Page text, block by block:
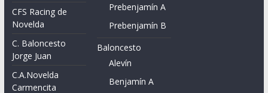
CFS Racing de
Novelda
C. Baloncesto
Jorge Juan
C.A.Novelda
Carmencita
Prebenjamín A
Prebenjamín B
Baloncesto
Alevín
Benjamín A